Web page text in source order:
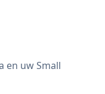
en uw Small